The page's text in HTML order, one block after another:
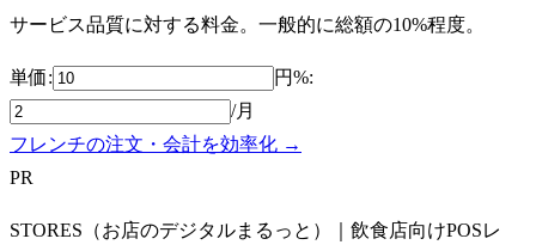
サービス品質に対する料金。一般的に総額の10%程度。
単価: 円%:
/月
フレンチの注文・会計を効率化 →
PR
STORES（お店のデジタルまるっと）｜飲食店向けPOSレ